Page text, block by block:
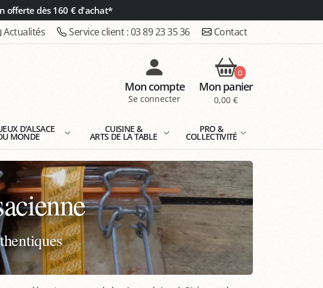
offerte dès 160 € d'achat*
Actualités Service client :03 89 23 35 36 Contact
Mon compte
Se connecter
0
Mon panier
0,00 €
D'ALSACE
MONDE
CUISINE &
ARTS DE LA TABLE
PRO &
COLLECTIVITÉ